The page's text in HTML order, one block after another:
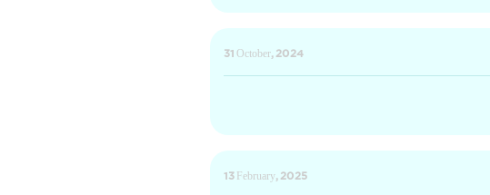
31 October, 2024
13 February, 2025